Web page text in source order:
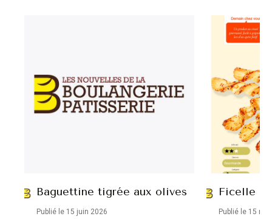
Baguettine tigrée aux olives
Publié le 15 juin 2026
Ficelle
Publié le 15